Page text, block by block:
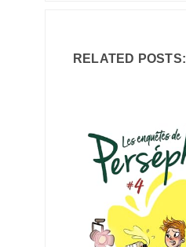
RELATED POSTS: